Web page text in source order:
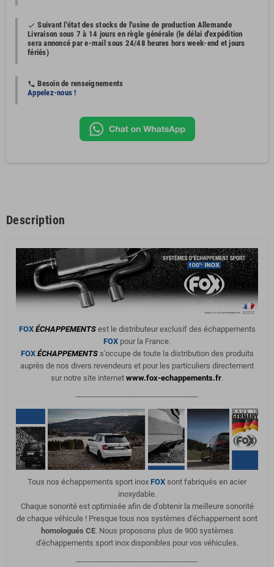
done Suivant l'état des stocks de l'usine de production Allemande
Livraison sous 7 à 14 jours en règle générale (le délai d'expédition
sera annoncé par e-mail sous 24/48 heures hors week-end et jours
fériés)
phone Besoin de renseignements
Appelez-nous !
Description
FOX ÉCHAPPEMENTSest le distributeur exclusif des échappements
FOX pour la France.
FOX ÉCHAPPEMENTSs'occupe de toute la distribution des produits
auprès de nos divers revendeurs et pour les particuliers directement
sur notre site internet www.fox-echappements.fr.
--------------------------------------------------
Tous nos échappements sport inox FOX sont fabriqués en acier
inoxydable.
Chaque sonorité est optimisée afin de d'obtenir la meilleure sonorité
de chaque véhicule ! Presque tous nos systèmes d'échappement sont
homologués CE. Nous proposons plus de 900 systèmes
d'échappements sport inox disponibles pour vos véhicules.
--------------------------------------------------